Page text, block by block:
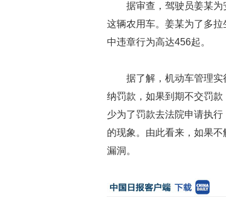
据审查，驾驶员姜某
这辆农用车。姜某为了多
中违章行为高达456起。
据了解，机动车管理
纳罚款，如果到期不交罚
少为了罚款去法院申请执
的现象。由此看来，如果
漏洞。